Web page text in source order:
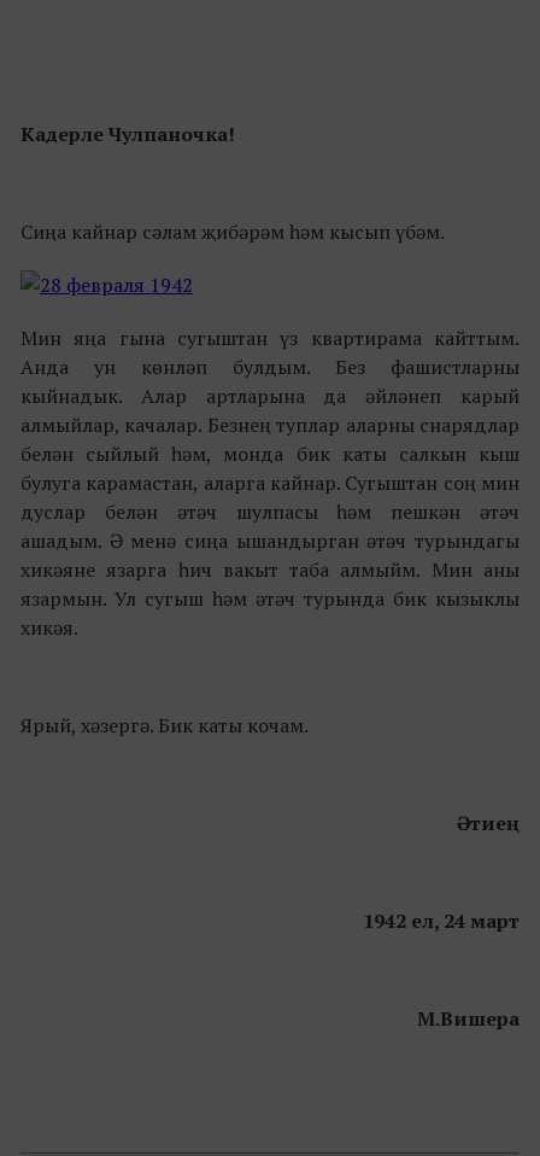
Кадерле Чулпаночка!
Сиңа кайнар сәлам җибәрәм һәм кысып үбәм.
Мин яңа гына сугыштан үз квартирама кайттым.
Анда ун көнләп булдым. Без фашистларны
кыйнадык. Алар артларына да әйләнеп карый
алмыйлар, качалар. Безнең туплар аларны снарядлар
белән сыйлый һәм, монда бик каты салкын кыш
булуга карамастан, аларга кайнар. Сугыштан соң мин
дуслар белән әтәч шулпасы һәм пешкән әтәч
ашадым. Ә менә сиңа ышандырган әтәч турындагы
хикәяне язарга һич вакыт таба алмыйм. Мин аны
язармын. Ул сугыш һәм әтәч турында бик кызыклы
хикәя.
Ярый, хәзергә. Бик каты кочам.
Әтиең
1942 ел, 24 март
М.Вишера